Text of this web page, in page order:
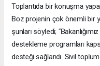
Toplantıda bir konuşma
Boz projenin çok önemli bir
şunları söyledi;
destekleme programları
desteği sağlandı. Sivil